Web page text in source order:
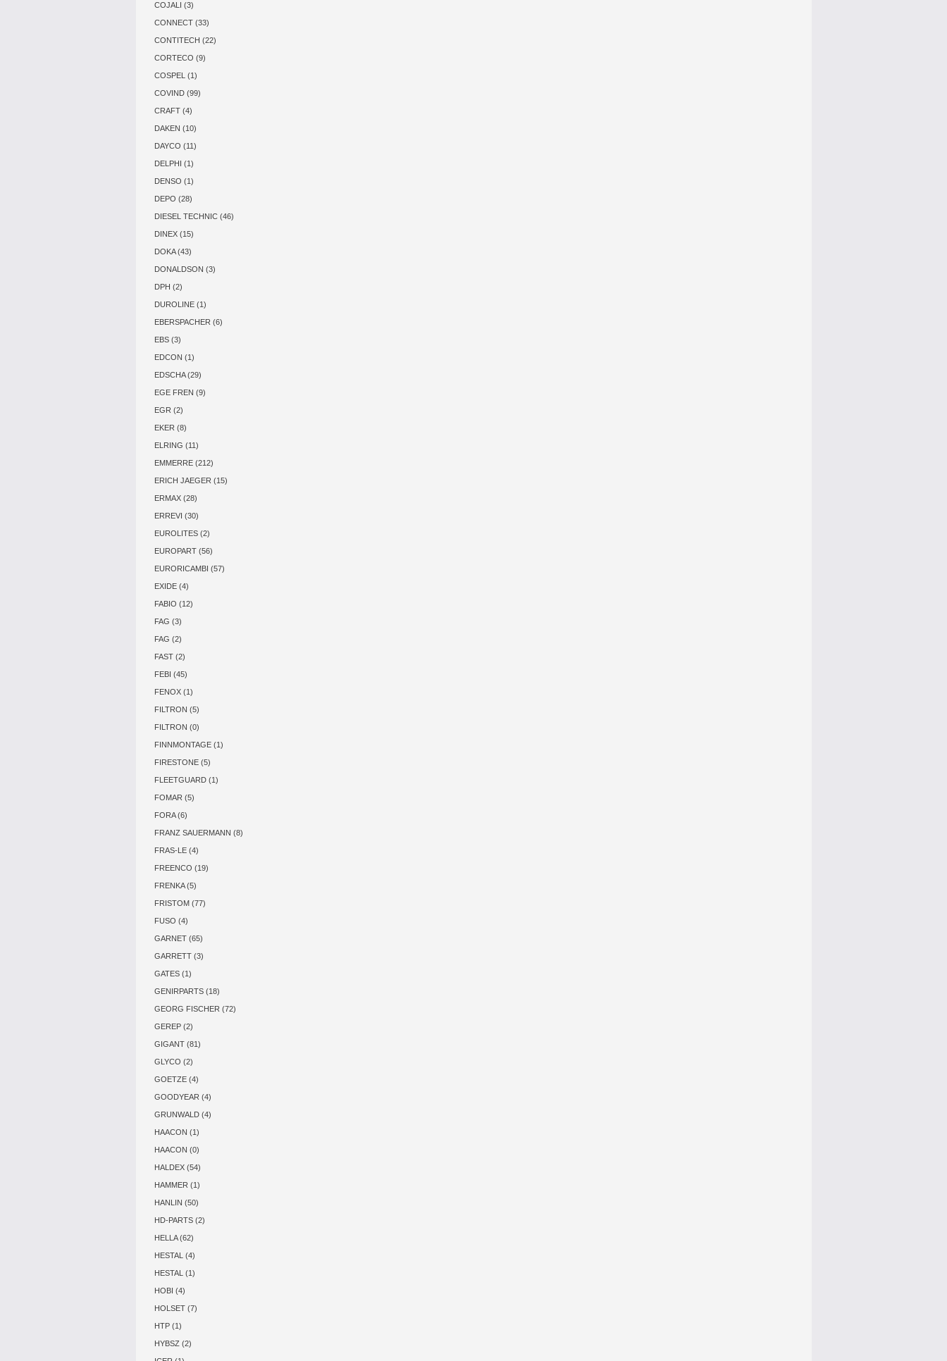
COJALI (3)
CONNECT (33)
CONTITECH (22)
CORTECO (9)
COSPEL (1)
COVIND (99)
CRAFT (4)
DAKEN (10)
DAYCO (11)
DELPHI (1)
DENSO (1)
DEPO (28)
DIESEL TECHNIC (46)
DINEX (15)
DOKA (43)
DONALDSON (3)
DPH (2)
DUROLINE (1)
EBERSPACHER (6)
EBS (3)
EDCON (1)
EDSCHA (29)
EGE FREN (9)
EGR (2)
EKER (8)
ELRING (11)
EMMERRE (212)
ERICH JAEGER (15)
ERMAX (28)
ERREVI (30)
EUROLITES (2)
EUROPART (56)
EURORICAMBI (57)
EXIDE (4)
FABIO (12)
FAG (3)
FAG (2)
FAST (2)
FEBI (45)
FENOX (1)
FILTRON (5)
FILTRON (0)
FINNMONTAGE (1)
FIRESTONE (5)
FLEETGUARD (1)
FOMAR (5)
FORA (6)
FRANZ SAUERMANN (8)
FRAS-LE (4)
FREENCO (19)
FRENKA (5)
FRISTOM (77)
FUSO (4)
GARNET (65)
GARRETT (3)
GATES (1)
GENIRPARTS (18)
GEORG FISCHER (72)
GEREP (2)
GIGANT (81)
GLYCO (2)
GOETZE (4)
GOODYEAR (4)
GRUNWALD (4)
HAACON (1)
HAACON (0)
HALDEX (54)
HAMMER (1)
HANLIN (50)
HD-PARTS (2)
HELLA (62)
HESTAL (4)
HESTAL (1)
HOBI (4)
HOLSET (7)
HTP (1)
HYBSZ (2)